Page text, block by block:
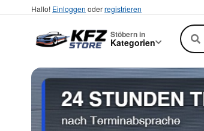
Hallo! Einloggen oderregistrieren
Stöbern in
Kategorien